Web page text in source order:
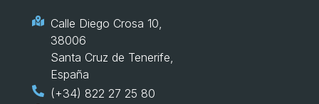
Calle Diego Crosa 10,
38006
Santa Cruz de Tenerife,
España
(+34) 822 27 25 80